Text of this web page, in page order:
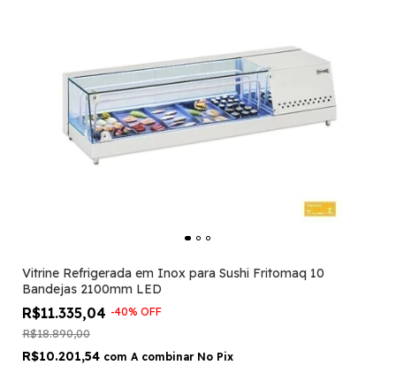
Vitrine Refrigerada em Inox para Sushi Fritomaq 10
Bandejas 2100mm LED
R$11.335,04 -40% OFF
R$18.890,00
R$10.201,54 com A combinar No Pix